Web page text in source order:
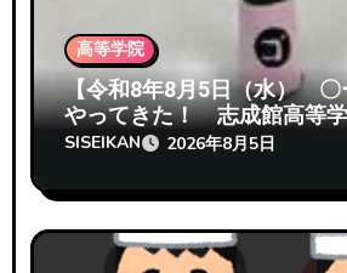
高等学院
【令和8年8月5日（水） 〇
やってきた！ 志成館高等
校】
SISEIKAN 2026年8月5日